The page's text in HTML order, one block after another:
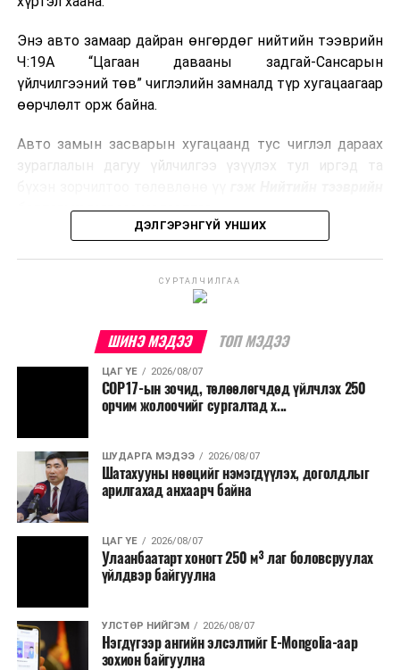
зэрэг улс лаг хатаах, шатаах технологийг ашиглаж
байна. Тухайлбал, Германд лаг шатаах үйлдвэрээс
гарсан үнснээс фосфор сэргээн авах технологи
ашигладаг бол Нидерландад төвлөрсөн лаг
боловсруулах үйлдвэрүүдээр дулаан, цахилгаан
Ийнхүү лаг хатаах, шатаах технологийг лагийн
улсад өргөн ашиглаж байна.
Энэ авто замаар дайран өнгөрдөг нийтийн тээврийн
Ч:19А “Цагаан давааны задгай-Сансарын
үйлчилгээний төв” чиглэлийн замналд түр хугацаагаар
өөрчлөлт орж байна.
Авто замын засварын хугацаанд тус чиглэл дараах
зураглалын дагуу үйлчилгээ үзүүлэх тул иргэд та
бодлогын газраас мэдээллээ.
ДЭЛГЭРЭНГҮЙ УНШИХ
СУРТАЛЧИЛГАА
ШИНЭ МЭДЭЭ ТОП МЭДЭЭ
ЦАГ ҮЕ 2026/08/07
COP17-ын зочид, төлөөлөгчдөд үйлчлэх 250
орчим жолоочийг сургалтад х...
ШУДАРГА МЭДЭЭ 2026/08/07
Шатахууны нөөцийг нэмэгдүүлэх, доголдлыг
арилгахад анхаарч байна
ЦАГ ҮЕ 2026/08/07
Улаанбаатарт хоногт 250 м³ лаг боловсруулах
үйлдвэр байгуулна
УЛСТӨР НИЙГЭМ 2026/08/07
Нэгдүгээр ангийн элсэлтийг E-Mongolia-аар
зохион байгуулна